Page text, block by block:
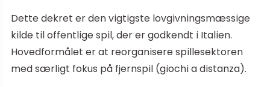
Dette dekret er den vigtigste lovgivningsmæssige
kilde til offentlige spil, der er godkendt i Italien.
Hovedformålet er at reorganisere spillesektoren
med særligt fokus på fjernspil (giochi a distanza).